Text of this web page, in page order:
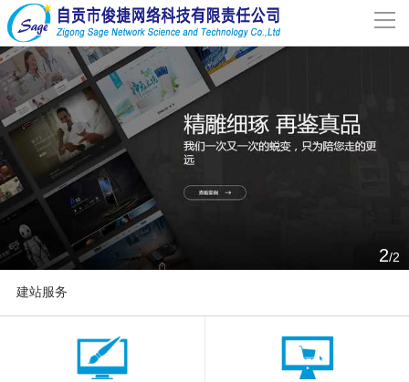
导
网站首页
关于我们
解决方案
2/2
建站服务